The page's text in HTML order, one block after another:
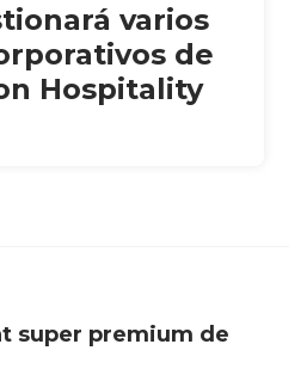
varios
de
Hospitality
super premium de